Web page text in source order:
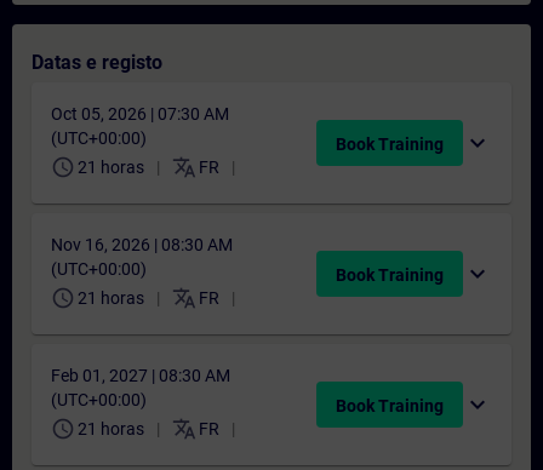
Datas e registo
Oct 05, 2026 | 07:30 AM
(UTC+00:00)
schedule 21 horas translate FR
Book Training expand_more
Nov 16, 2026 | 08:30 AM
(UTC+00:00)
schedule 21 horas translate FR
Book Training expand_more
Feb 01, 2027 | 08:30 AM
(UTC+00:00)
schedule 21 horas translate FR
Book Training expand_more